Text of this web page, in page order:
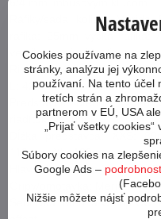
Ráfiky/sada kolies:
ráfika; 25mm výška ráfika;
ventily nie sú súčasťou)
Riadítka: Merida Expert
L: 420mm, XL: 440mm
Predstavec: Merida
riadítok; -7° uhol
Dĺžka predstavca: XXS:
110mm, XL: 120mm
Hlavové zloženie: Merida-
Gripy/omotávka: Merida
Sedlovka: Merida Comp
Cookies používame na
stránky, analýzu jej
používaní. Na tento účel
tretích strán a
partnerom v EÚ, USA
„Prijať všetky
Súbory cookies na
Google Ads –
Nižšie môžete nájsť